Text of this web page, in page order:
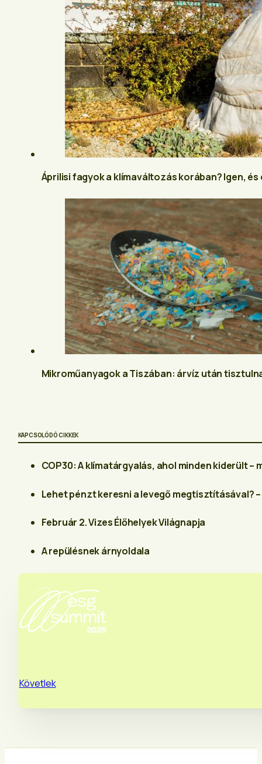
Áprilisi fagyok a klímaváltozás korában? Igen, és
Mikroműanyagok a Tiszában: árvíz után
KAPCSOLÓDÓ CIKKEK
COP30: A klímatárgyalás, ahol minden kiderült –
Lehet pénzt keresni a levegő megtisztításával?
Február 2. Vizes Élőhelyek Világnapja
A repülésnek árnyoldala
Követlek